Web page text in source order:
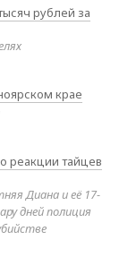
рублей за
крае
реакции тайцев
Диана и её 17-
дней полиция